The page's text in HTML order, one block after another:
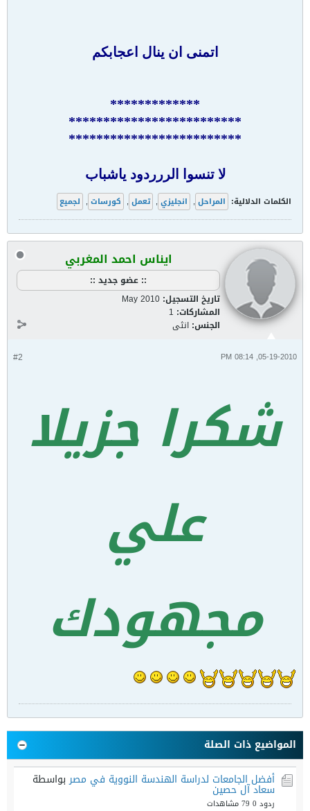
اتمنى ان ينال اعجابكم
*************
*************************
*************************
لا تنسوا الررردود ياشباب
الكلمات الدلالية: المراحل , انجليزي , تعمل , كورسات , لجميع
ايناس احمد المغربي
:: عضو جديد ::
تاريخ التسجيل: May 2010
المشاركات: 1
الجنس: انثى
#2 05-19-2010, 08:14 PM
شكرا جزيلا
علي
مجهودك
المواضيع ذات الصلة
أفضل الجامعات لدراسة الهندسة النووية في مصر بواسطة
سعاد آل حصين
ردود 0 79 مشاهدات